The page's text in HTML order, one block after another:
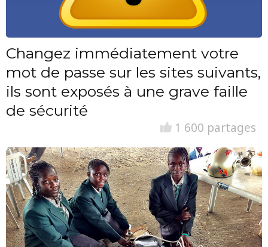
Changez immédiatement votre
mot de passe sur les sites suivants,
ils sont exposés à une grave faille
de sécurité
1 600 partages